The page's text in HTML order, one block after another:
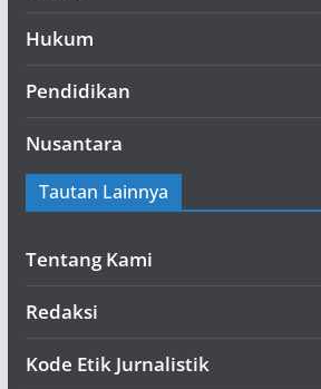
Hukum
Pendidikan
Nusantara
Tautan Lainnya
Tentang Kami
Redaksi
Kode Etik Jurnalistik